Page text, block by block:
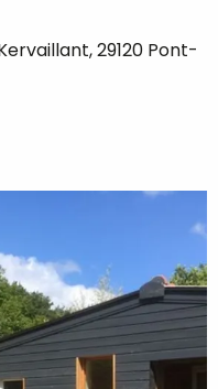
29120 Pont-